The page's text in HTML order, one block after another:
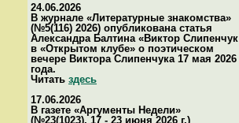
24.06.2026
В журнале «Литературные знакомства»
(№5(116) 2026) опубликована статья
Александра Балтина «Виктор Слипенчук
в «Открытом клубе» о поэтическом
вечере Виктора Слипенчука 17 мая 2026
года.
Читать здесь
17.06.2026
В газете «Аргументы Недели»
(№23(1023), 17 - 23 июня 2026 г.)